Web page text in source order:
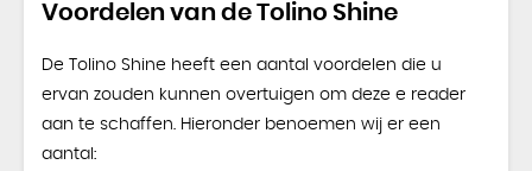
Voordelen van de Tolino Shine
De Tolino Shine heeft een aantal voordelen die u
ervan zouden kunnen overtuigen om deze e reader
aan te schaffen. Hieronder benoemen wij er een
aantal: